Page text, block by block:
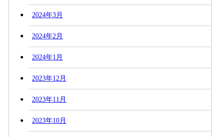
2024年3月
2024年2月
2024年1月
2023年12月
2023年11月
2023年10月